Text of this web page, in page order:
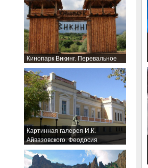
Кинопарк Викинг. Перевальное
Картинная галерея И.К.
Айвазовского. Феодосия